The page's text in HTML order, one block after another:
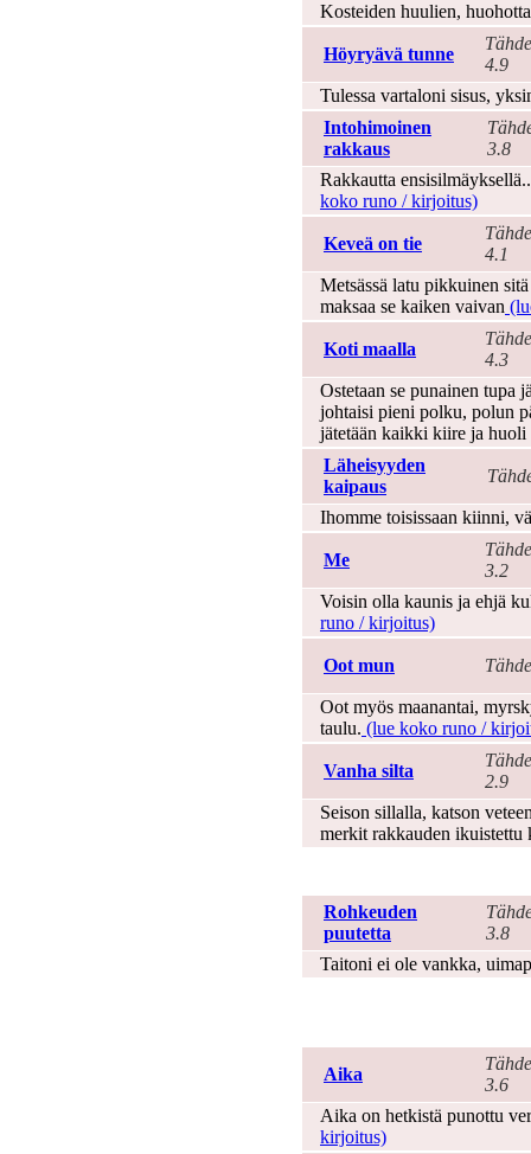
Kosteiden huulien,
Höyryävä tunne
4.9
Tulessa vartaloni sisus,
Intohimoinen
rakkaus
3.8
Rakkautta
koko runo / kirjoitus)
Keveä on tie
4.1
Metsässä latu pikkuinen
maksaa se kaiken vaivan
Koti maalla
4.3
Ostetaan se punainen tupa
johtaisi pieni polku, polun
jätetään kaikki kiire ja
Läheisyyden
kaipaus
Ihomme toisissaan kiinni,
Me
3.2
Voisin olla kaunis ja ehjä
runo / kirjoitus)
Oot mun
Oot myös maanantai,
taulu. (lue koko runo /
Vanha silta
2.9
Seison sillalla, katson
merkit rakkauden ikuistettu
Rohkeuden
puutetta
3.8
Taitoni ei ole vankka,
Aika
3.6
Aika on hetkistä punottu
kirjoitus)